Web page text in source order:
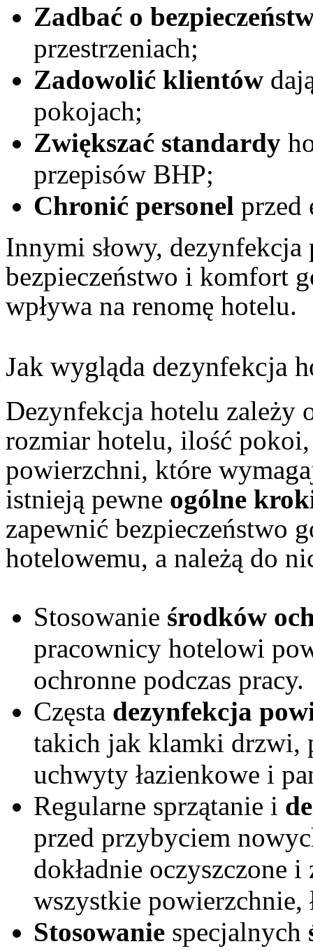
Zadbać o
przestrzeniach;
Zadowolić klientów
pokojach;
Zwiększać standardy
przepisów BHP;
Chronić personel przed
Innymi słowy, dezynfekcja
bezpieczeństwo i komfort
wpływa na renomę hotelu.
Jak wygląda dezynfekcja
Dezynfekcja hotelu
rozmiar hotelu, ilość
powierzchni, które
istnieją pewne ogólne
zapewnić bezpieczeństwo
hotelowemu, a należą do
Stosowanie środków
pracownicy hotelowi
ochronne podczas pracy.
Częsta dezynfekcja
takich jak klamki drzwi,
uchwyty łazienkowe i
Regularne sprzątanie i
przed przybyciem
dokładnie oczyszczone
wszystkie powierzchnie,
Stosowanie specjalnych